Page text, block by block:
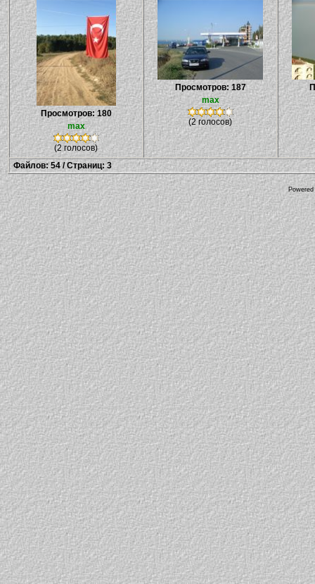
Просмотров: 180
max
(2 голосов)
Просмотров: 187
max
(2 голосов)
Файлов: 54 / Страниц: 3